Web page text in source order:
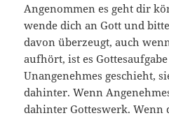
Angenommen es geht dir
wende dich an Gott und
davon überzeugt, auch
aufhört, ist es
Unangenehmes geschieht,
dahinter. Wenn
dahinter Gotteswerk.